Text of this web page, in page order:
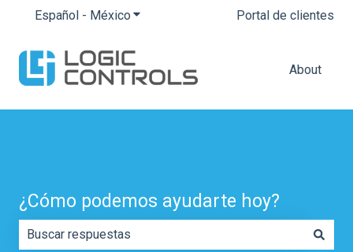
Español - México Traducciones de Mostrar submenú para
Portal de clientes
About
¿Cómo podemos ayudarte hoy?